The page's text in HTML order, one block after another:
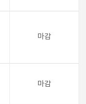
마감
마감